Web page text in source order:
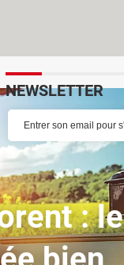
: le
NEWSLETTER